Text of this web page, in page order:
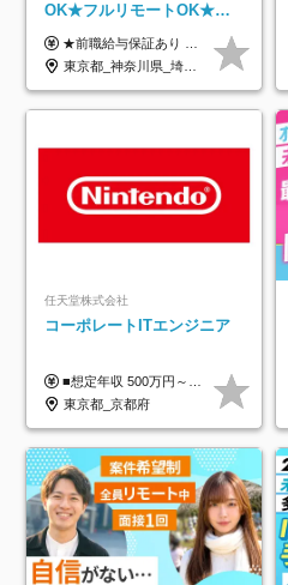
OK★フルリモートOK★月
給32万円～★残業月10h＆
年休120日以上★副業可
★前職給与保証あり ★月給32万円以上＋インセンティブあり 月給32万円以上＋インセンティブ＋各種手当 ※上記には固定残業代（月30時間・44,400円～）を含みます ※超過分は別途支給します ※試用期間はございません ★＼成果＝あなたの収入／★ 【1】案件単価ー8万円＝あなたの給与 参画したプロジェクトの案件単価から 一律8万円引いた金額があなたの給与です！ （月給例） ■1人称での構築・小規模な詳細設計 案件単価55万円ー8万円＝月給47万円（還元率85.5%） ■大型案件の設計・構築やプロジェクト管理 案件単価90万円ー8万円＝月給82万円（還元率91.1%） ‥‥‥‥‥‥‥‥‥‥‥‥‥‥‥‥‥‥ 【2】月給の他にも豊富なインセンティブあり 全員が月3～13万円のインセンティブをゲットしています！ ≪インセンティブ制度≫ 稼働している現場で増員・交代が発生し、 当社の人員を配属が決定した際に支給。 ◇C Addition正社員が参画 ：実粗利の10%／毎月 ◇協力会社所属の社員が参画：実粗利の30%／毎月 ≪リファラル制度≫ あなたの知り合いが当社のメンバーになった際に、 毎月1人あたり2万円支給します◎ ‥‥‥‥‥‥‥‥‥‥‥‥‥‥‥‥‥‥
東京都_神奈川県_埼玉県_千葉県_大阪府_愛知県_北海道_青森県_岩手県_宮城県_秋田県_山形県_福島県_茨城県_栃木県_群馬県_新潟県_山梨県_長野県_富山県_石川県_福井県_静岡県_岐阜県_三重県_兵庫県_京都府_滋賀県_奈良県_和歌山県_広島県_岡山県_鳥取県_島根県_山口県_徳島県_香川県_愛媛県_高知県_福岡県_熊本県_佐賀県_長崎県_大分県_宮崎県_鹿児島県_沖縄県
任天堂株式会社
コーポレートITエンジニア
■想定年収 500万円～900万円 月給制 月給278,000円～ ※残業が発生した場合、残業代を別途全額支給します ※試用期間2ヶ月あり(待遇や給与に差異はありません)
東京都_京都府